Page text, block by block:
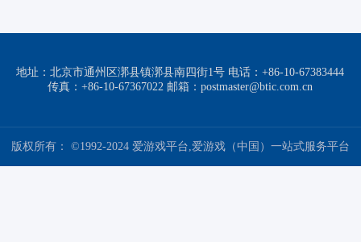
地址：北京市通州区漷县镇漷县南四街1号 电话：+86-10-67383444
传真：+86-10-67367022 邮箱：postmaster@btic.com.cn
版权所有： ©1992-2024 爱游戏平台,爱游戏（中国）一站式服务平台